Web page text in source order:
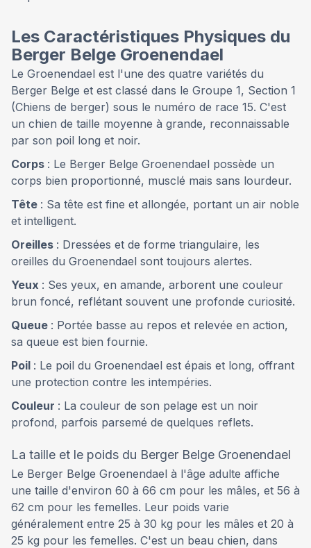
Les Caractéristiques Physiques du
Berger Belge Groenendael
Le Groenendael est l'une des quatre variétés du
Berger Belge et est classé dans le Groupe 1, Section 1
(Chiens de berger) sous le numéro de race 15. C'est
un chien de taille moyenne à grande, reconnaissable
par son poil long et noir.
Corps : Le Berger Belge Groenendael possède un
corps bien proportionné, musclé mais sans lourdeur.
Tête : Sa tête est fine et allongée, portant un air noble
et intelligent.
Oreilles : Dressées et de forme triangulaire, les
oreilles du Groenendael sont toujours alertes.
Yeux : Ses yeux, en amande, arborent une couleur
brun foncé, reflétant souvent une profonde curiosité.
Queue : Portée basse au repos et relevée en action,
sa queue est bien fournie.
Poil : Le poil du Groenendael est épais et long, offrant
une protection contre les intempéries.
Couleur : La couleur de son pelage est un noir
profond, parfois parsemé de quelques reflets.
La taille et le poids du Berger Belge Groenendael
Le Berger Belge Groenendael à l'âge adulte affiche
une taille d'environ 60 à 66 cm pour les mâles, et 56 à
62 cm pour les femelles. Leur poids varie
généralement entre 25 à 30 kg pour les mâles et 20 à
25 kg pour les femelles. C'est un beau chien, dans